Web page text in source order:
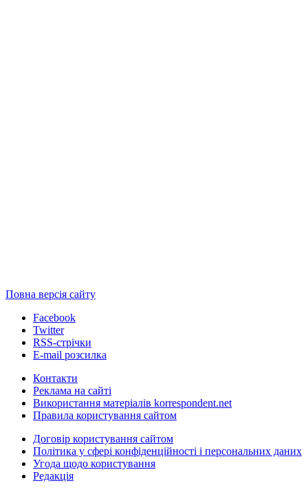
Повна версія сайту
Facebook
Twitter
RSS-стрічки
E-mail розсилка
Контакти
Реклама на сайті
Використання матеріалів korrespondent.net
Правила користування сайтом
Договір користування сайтом
Політика у сфері конфіденційності і персональних даних
Угода щодо користування
Редакція